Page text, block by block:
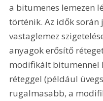
a bitumenes lemezen
történik. Az idők
vastaglemez
anyagok erősítő
modifikált bitumennel
réteggel (például
rugalmasabb, a